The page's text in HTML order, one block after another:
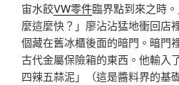
宙水餃VW零件臨界點到來之時
麼這麼快？」廖沾沾猛地衝回店
個藏在舊冰櫃後面的暗門。暗門
古代金屬保險箱的東西。他輸入
四辣五蒜泥」（這是醬料界的基